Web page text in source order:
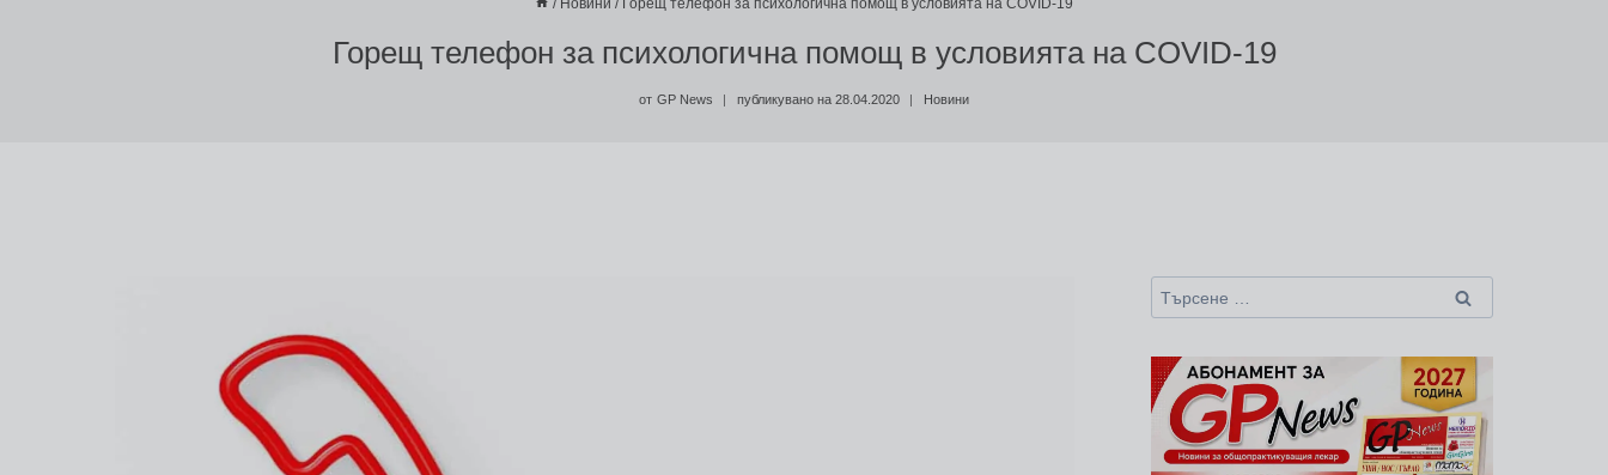
/ Новини / Горещ телефон за психологична помощ в условията на COVID-19
Горещ телефон за психологична помощ в условията на COVID-19
от GP News публикувано на 28.04.2020 Новини
Търсене
за: